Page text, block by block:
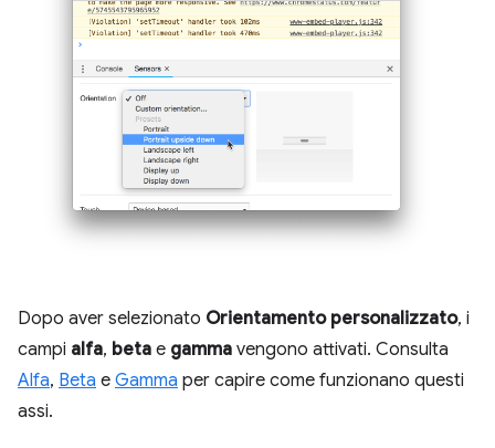
Dopo aver selezionato Orientamento personalizzato, i
campi alfa, beta e gamma vengono attivati. Consulta
Alfa, Beta e Gamma per capire come funzionano questi
assi.